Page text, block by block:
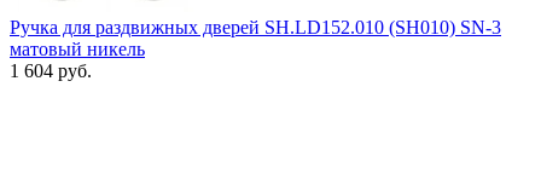
Ручка для раздвижных дверей SH.LD152.010 (SH010) SN-3
матовый никель
1 604 руб.